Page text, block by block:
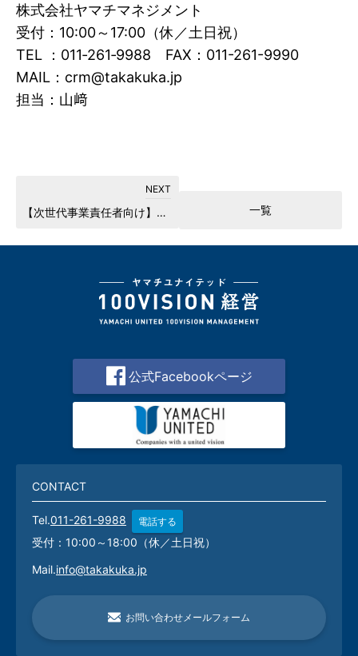
株式会社ヤマチマネジメント
受付：10:00～17:00（休／土日祝）
TEL ：011‐261‐9988 FAX：011-261-9990
MAIL：crm@takakuka.jp
担当：山﨑
一覧
【次世代事業責任者向け】フレッシャーズキャンプ特別版 成長合宿in北海道《5日間》
公式Facebookページ
CONTACT
Tel.011-261-9988 電話する
受付：10:00～18:00（休／土日祝）
Mail.info@takakuka.jp
お問い合わせメールフォーム